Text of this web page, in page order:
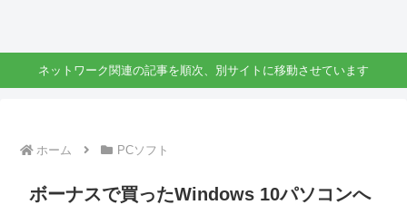
ネットワーク関連の記事を順次、別サイトに移動させています
ホーム PCソフト
ボーナスで買ったWindows 10パソコンへ